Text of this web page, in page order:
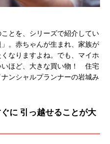
とを、シリーズで紹介してい
」。赤ちゃんが生まれ、家族が
なりますよね。でも、マイホ
いほど、大きな買い物！ 住宅
ンシャルプランナーの岩城み
に 引っ越せることが大